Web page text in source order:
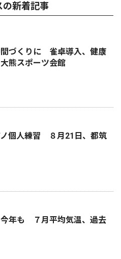
の新着記事
づくりに 雀卓導入、健康
熊スポーツ会館
個人練習 ８月21日、都筑
年も ７月平均気温、過去